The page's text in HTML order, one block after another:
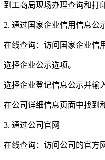
到工商局现场办理查询和打
2. 通过国家企业信用信息公
在线查询：访问国家企业信
选择企业公示选项。
选择企业登记信息公示并输
在公司详细信息页面中找到
3. 通过公司官网
在线查询：访问公司的官方